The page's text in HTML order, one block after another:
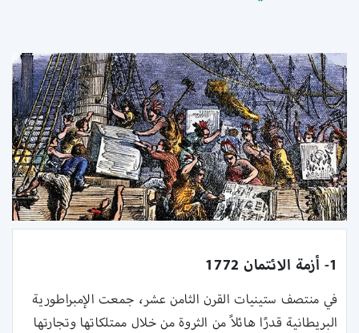
1- أزمة الائتمان 1772
في منتصف ستينيات القرن الثامن عشر، جمعت الإمبراطورية
البريطانية قدرًا هائلاً من الثروة من خلال ممتلكاتها وتجارتها